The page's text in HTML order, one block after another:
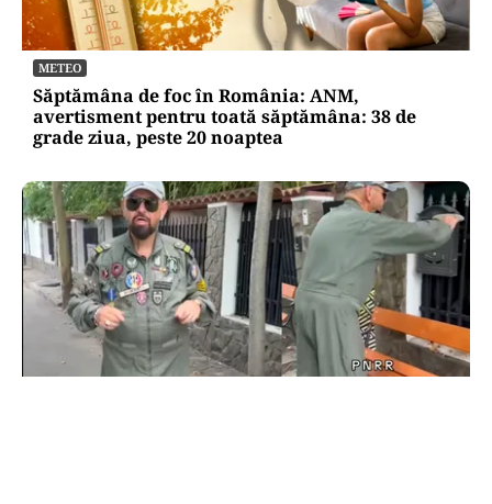
METEO
Săptămâna de foc în România: ANM,
avertisment pentru toată săptămâna: 38 de
grade ziua, peste 20 noaptea